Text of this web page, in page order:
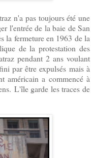
n'a pas toujours été une
l'entrée de la baie de San
la fermeture en 1963 de la
de la protestation des
pendant 2 ans voulant
par être expulsés mais à
américain a commencé à
L'île garde les traces de